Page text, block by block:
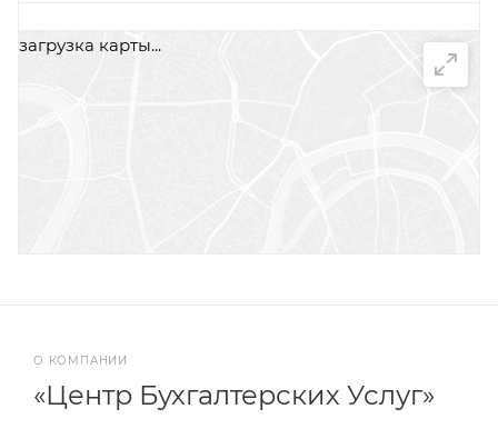
Минеральные Воды, ул. Железноводская, 30Д,
загрузка карты...
О КОМПАНИИ
«Центр Бухгалтерских Услуг»